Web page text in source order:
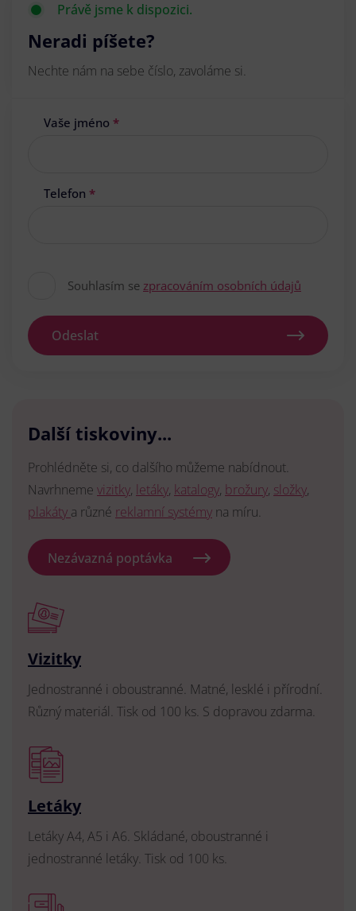
Právě jsme k dispozici.
Neradi píšete?
Nechte nám na sebe číslo, zavoláme si.
Vaše jméno *
Telefon *
Souhlasím se zpracováním osobních údajů
Odeslat
Další tiskoviny...
Prohlédněte si, co dalšího můžeme nabídnout.
Navrhneme vizitky, letáky, katalogy, brožury, složky,
plakáty a různé reklamní systémy na míru.
Nezávazná poptávka
Vizitky
Jednostranné i oboustranné. Matné, lesklé i přírodní.
Různý materiál. Tisk od 100 ks. S dopravou zdarma.
Letáky
Letáky A4, A5 i A6. Skládané, oboustranné i
jednostranné letáky. Tisk od 100 ks.